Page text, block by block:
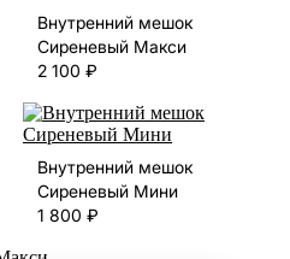
Внутренний мешок
Сиреневый Макси
2 100 ₽
Внутренний мешок
Сиреневый Мини
1 800 ₽